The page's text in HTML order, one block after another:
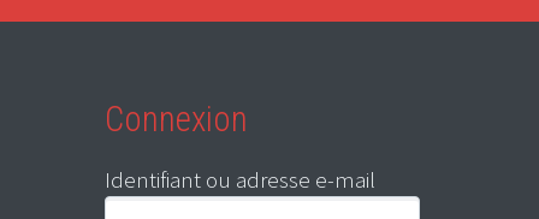
Connexion
Identifiant ou adresse e-mail